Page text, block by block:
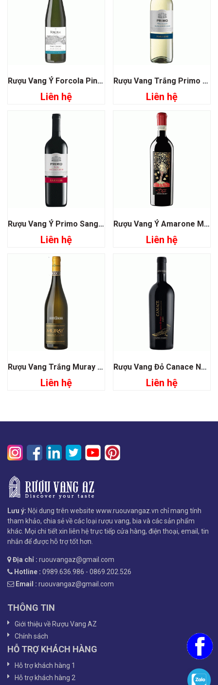
Rượu Vang Ý Forcola Pinot Grigio Veneto
Liên hệ
Rượu Vang Trắng Primo Malvasia Chardonnay Farnese
Liên hệ
Rượu Vang Ý Primo Sangiovese- Merlot Puglia
Liên hệ
Rượu Vang Ý Amarone Mater Domini Veneti
Liên hệ
Rượu Vang Trắng Muray Moscato D’asti
Liên hệ
Rượu Vang Đỏ Canace Nero Di Troia Pugia
Liên hệ
Lưu ý: Nội dung trên website www.ruouvangaz.vn chỉ mang tính
tham khảo, chia sẻ về các loại rượu vang, bia và các sản phẩm
khác. Mọi chi tiết xin liên hệ trực tiếp cửa hàng, điện thoại, email, tin
nhắn để được hỗ trợ tốt hơn.
Địa chỉ : ruouvangaz@gmail.com
Hotline : 0989.636.986 - 0869.202.526
Email : ruouvangaz@gmail.com
THÔNG TIN
Giới thiệu về Rượu Vang AZ
Chính sách
HỖ TRỢ KHÁCH HÀNG
Hỗ trợ khách hàng 1
Hỗ trợ khách hàng 2